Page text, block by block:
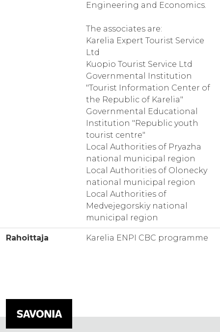
Engineering and Economics.
The associates are:
Karelia Expert Tourist Service
Ltd
Kuopio Tourist Service Ltd
Governmental Institution
"Tourist Information Center of
the Republic of Karelia"
Governmental Educational
Institution "Republic youth
tourist centre"
Local Authorities of Pryazha
national municipal region
Local Authorities of Olonecky
national municipal region
Local Authorities of
Medvejegorskiy national
municipal region
Rahoittaja Karelia ENPI CBC programme